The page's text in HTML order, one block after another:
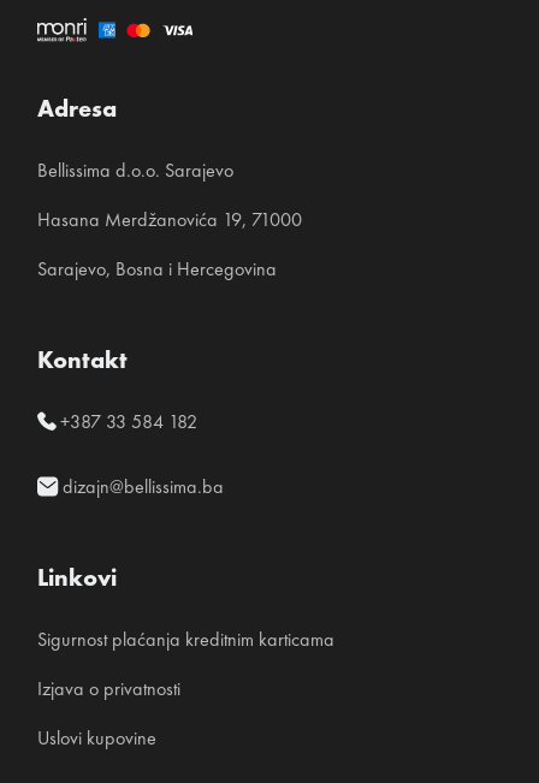
Adresa
Bellissima d.o.o. Sarajevo
Hasana Merdžanovića 19, 71000
Sarajevo, Bosna i Hercegovina
Kontakt
+387 33 584 182
dizajn@bellissima.ba
Linkovi
Sigurnost plaćanja kreditnim karticama
Izjava o privatnosti
Uslovi kupovine